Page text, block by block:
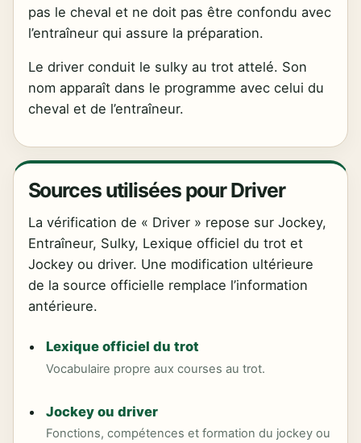
pas le cheval et ne doit pas être confondu avec
l’entraîneur qui assure la préparation.
Le driver conduit le sulky au trot attelé. Son
nom apparaît dans le programme avec celui du
cheval et de l’entraîneur.
Sources utilisées pour Driver
La vérification de « Driver » repose sur Jockey,
Entraîneur, Sulky, Lexique officiel du trot et
Jockey ou driver. Une modification ultérieure
de la source officielle remplace l’information
antérieure.
Lexique officiel du trot
Vocabulaire propre aux courses au trot.
Jockey ou driver
Fonctions, compétences et formation du jockey ou